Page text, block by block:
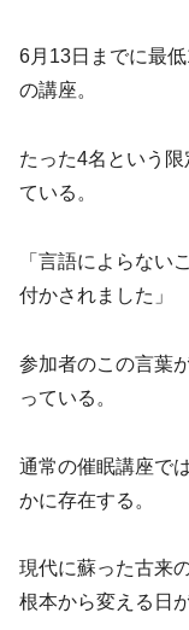
6月13日までに最
の講座。
たった4名という
ている。
「言語によらない
付かされました」
参加者のこの言葉
っている。
通常の催眠講座で
かに存在する。
現代に蘇った古来
根本から変える日